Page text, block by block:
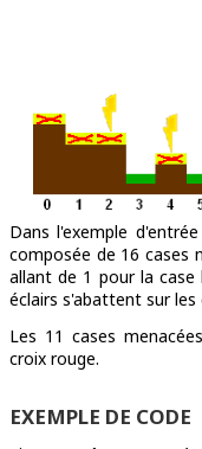
Dans l'exemple
composée de 16 cases
allant de 1 pour la case
éclairs s'abattent sur les
Les 11 cases
croix rouge.
EXEMPLE DE CODE